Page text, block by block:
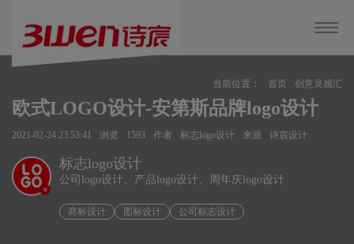
当前位置： 首页 创意灵感汇
欧式LOGO设计-安第斯品牌logo设计
2021-02-24 23:53:41 浏览 1593 作者 标志logo设计 来源 诗宸设计
v
标志logo设计
公司logo设计、产品logo设计、周年庆logo设计
商标设计 图标设计 公司标志设计